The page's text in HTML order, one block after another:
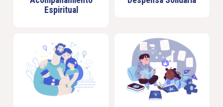
Espiritual